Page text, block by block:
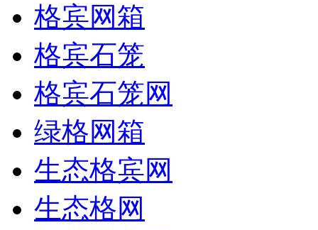
格宾网箱
格宾石笼
格宾石笼网
绿格网箱
生态格宾网
生态格网